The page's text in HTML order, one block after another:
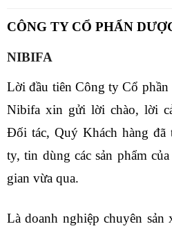
CÔNG TY CỔ PHẨN
NIBIFA
Lời đầu tiên Công ty Cổ
Nibifa xin gửi lời chào, lời
Đối tác, Quý Khách hàng
ty, tin dùng các sản phẩm
gian vừa qua.
Là doanh nghiệp chuyên sản